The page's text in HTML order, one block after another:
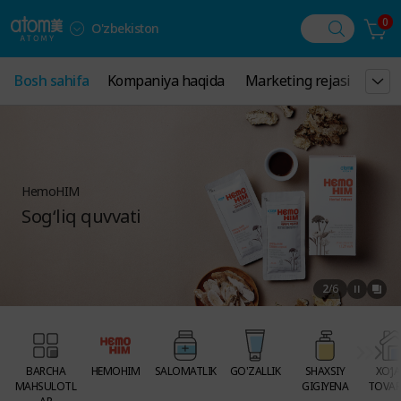
O'zbekiston 0
Bosh sahifa
Bosh sahifa Kompaniya haqida
Kompaniya haqida Marketing rejasi
Marketing rejasi
HemoHIM
Sog‘liq quvvati
2/6
BARCHA
MAHSULOTL
HEMOHIM SALOMATLIK GO'ZALLIK
SHAXSIY
GIGIYENA